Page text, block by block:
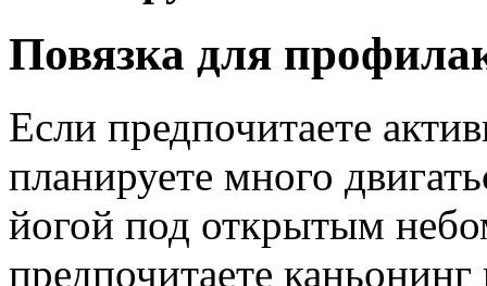
Повязка для
Если предпочитаете
планируете много
йогой под открытым
предпочитаете